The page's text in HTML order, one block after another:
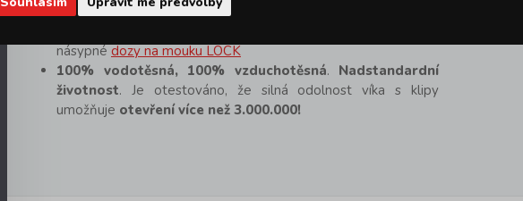
násypné dozy na mouku LOCK
100% vodotěsná, 100% vzduchotěsná. Nadstandardní
životnost. Je otestováno, že silná odolnost víka s klipy
umožňuje otevření více než 3.000.000!